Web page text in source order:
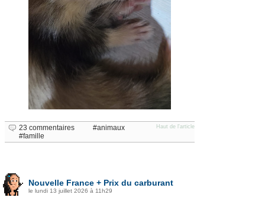
Haut de l'article
23 commentaires
animaux
famille
Nouvelle France + Prix du carburant
le lundi 13 juillet 2026 à 11h29